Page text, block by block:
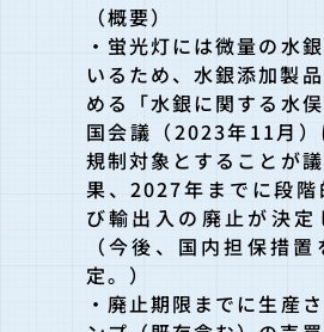
（概要）
・蛍光灯には微量の水
いるため、水銀添加製
める「水銀に関する水
国会議（2023年11月）
規制対象とすることが
果、2027年までに段階
び輸出入の廃止が決定
（今後、 国内担保措置
定。）
・廃止期限までに生産